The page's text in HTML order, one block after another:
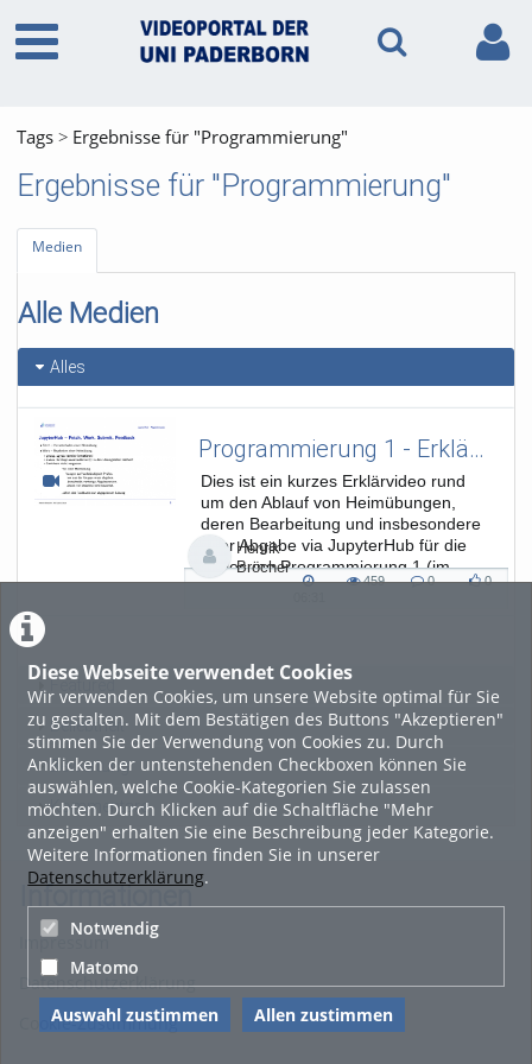
Diese Webseite verwendet Cookies
Wir verwenden Cookies, um unsere Website optimal für Sie
zu gestalten. Mit dem Bestätigen des Buttons "Akzeptieren"
stimmen Sie der Verwendung von Cookies zu. Durch
Anklicken der untenstehenden Checkboxen können Sie
auswählen, welche Cookie-Kategorien Sie zulassen
möchten. Durch Klicken auf die Schaltfläche "Mehr
anzeigen" erhalten Sie eine Beschreibung jeder Kategorie.
Weitere Informationen finden Sie in unserer
Datenschutzerklärung.
Notwendig
Matomo
Auswahl zustimmen Allen zustimmen
Tags Ergebnisse für "Programmierung"
Ergebnisse für "Programmierung"
Medien
Alle Medien
Alles
Programmierung 1 - Erklärvideo zu Heimübungsabgaben via JupyterHub
Dies ist ein kurzes Erklärvideo rund
um den Ablauf von Heimübungen,
deren Bearbeitung und insbesondere
ihrer Abgabe via JupyterHub für die
Vorlesung Programmierung 1 (im
Wintersemester 24/25).
Henrik
Bröcher
459
0
0
Featured
Beliebtheit
Bewertung
Kommentare
Informationen
Impressum
Datenschutzerklärung
Cookie-Zustimmung